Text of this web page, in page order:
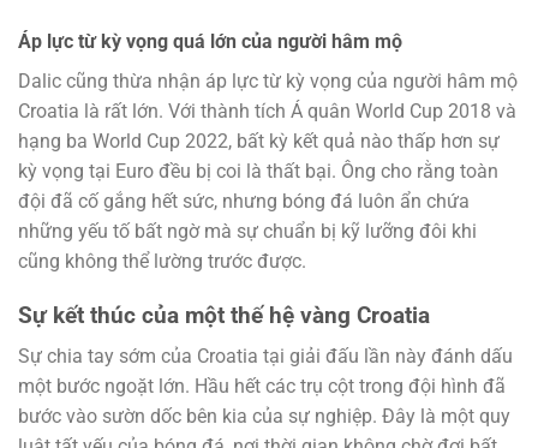
Áp lực từ kỳ vọng quá lớn của người hâm mộ
Dalic cũng thừa nhận áp lực từ kỳ vọng của người hâm mộ
Croatia là rất lớn. Với thành tích Á quân World Cup 2018 và
hạng ba World Cup 2022, bất kỳ kết quả nào thấp hơn sự
kỳ vọng tại Euro đều bị coi là thất bại. Ông cho rằng toàn
đội đã cố gắng hết sức, nhưng bóng đá luôn ẩn chứa
những yếu tố bất ngờ mà sự chuẩn bị kỹ lưỡng đôi khi
cũng không thể lường trước được.
Sự kết thúc của một thế hệ vàng Croatia
Sự chia tay sớm của Croatia tại giải đấu lần này đánh dấu
một bước ngoặt lớn. Hầu hết các trụ cột trong đội hình đã
bước vào sườn dốc bên kia của sự nghiệp. Đây là một quy